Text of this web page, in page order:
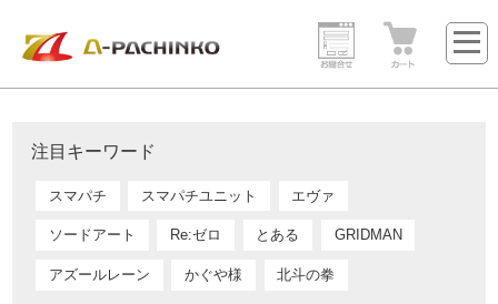
注目キーワード
スマパチ スマパチユニット エヴァ
ソードアート Re:ゼロ とある GRIDMAN
アズールレーン かぐや様 北斗の拳